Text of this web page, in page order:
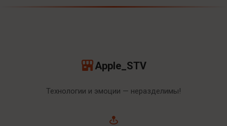
Apple_STV
Технологии и эмоции — неразделимы!